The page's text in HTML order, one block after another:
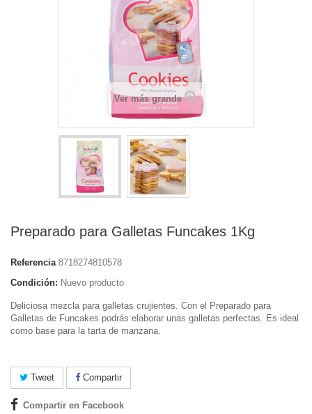
Ver más grande
Preparado para Galletas Funcakes 1Kg
Referencia 8718274810578
Condición: Nuevo producto
Deliciosa mezcla para galletas crujientes. Con el Preparado para
Galletas de Funcakes podrás elaborar unas galletas perfectas. Es ideal
como base para la tarta de manzana.
Tweet Compartir
Compartir en Facebook